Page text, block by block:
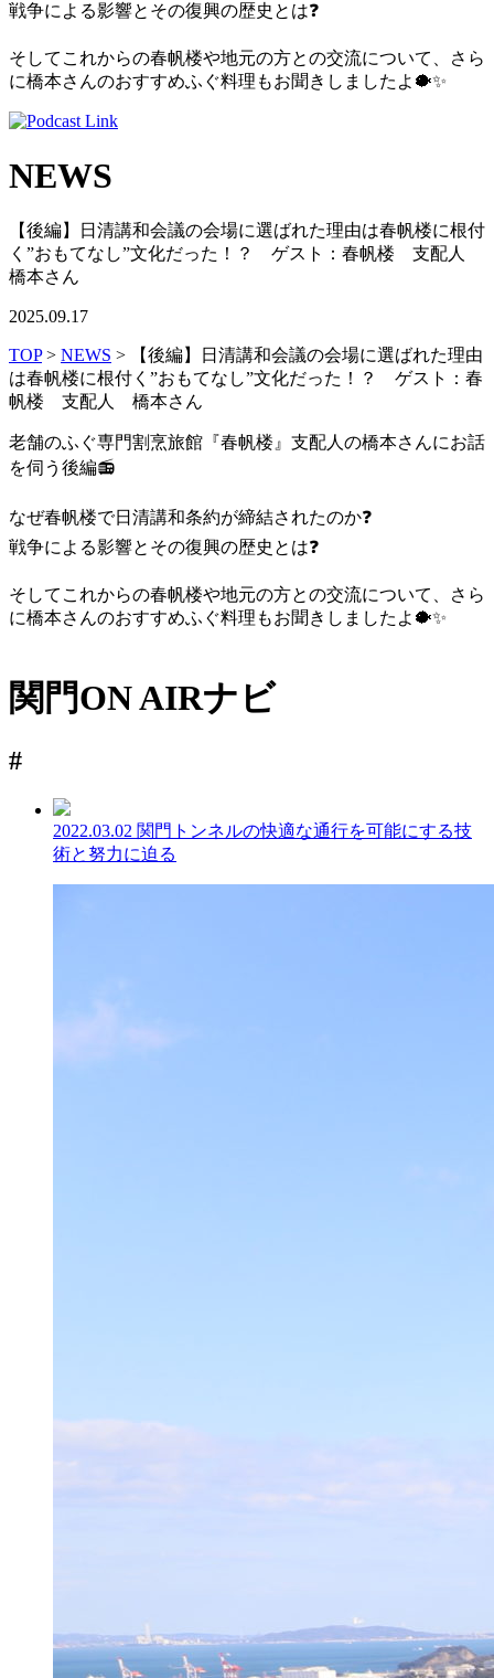
戦争による影響とその復興の歴史とは❓
そしてこれからの春帆楼や地元の方との交流について、さら
に橋本さんのおすすめふぐ料理もお聞きしましたよ 🐡✨
NEWS
【後編】日清講和会議の会場に選ばれた理由は春帆楼に根付
く”おもてなし”文化だった！？ ゲスト：春帆楼 支配人
橋本さん
2025.09.17
TOP> NEWS > 【後編】日清講和会議の会場に選ばれた理由
は春帆楼に根付く”おもてなし”文化だった！？ ゲスト：春
帆楼 支配人 橋本さん
老舗のふぐ専門割烹旅館『春帆楼』支配人の橋本さんにお話
を伺う後編📻
なぜ春帆楼で日清講和条約が締結されたのか❓
戦争による影響とその復興の歴史とは❓
そしてこれからの春帆楼や地元の方との交流について、さら
に橋本さんのおすすめふぐ料理もお聞きしましたよ 🐡✨
関門ON AIRナビ
#
2022.03.02 関門トンネルの快適な通行を可能にする技
術と努力に迫る